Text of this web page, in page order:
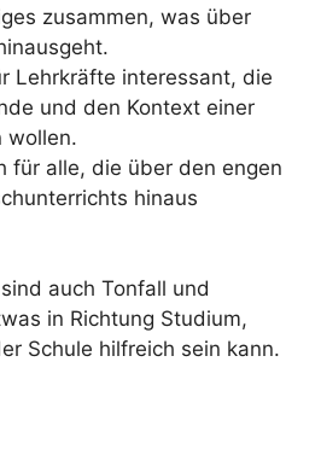
zusammen, was über
Lehrkräfte interessant, die
und den Kontext einer
wollen.
für alle, die über den engen
hinaus
auch Tonfall und
in Richtung Studium,
Schule hilfreich sein kann.